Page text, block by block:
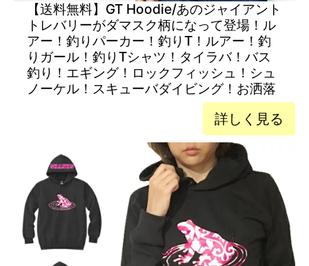
【送料無料】GT Hoodie/あのジャイアント
トレバリーがダマスク柄になって登場！ル
アー！釣りパーカー！釣りT！ルアー！釣
りガール！釣りTシャツ！タイラバ！バス
釣り！エギング！ロックフィッシュ！シュ
ノーケル！スキューバダイビング！お洒落
詳しく見る